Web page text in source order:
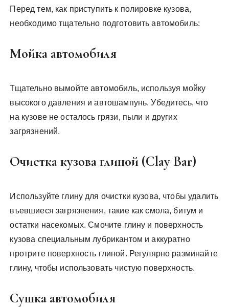
Перед тем, как приступить к полировке кузова,
необходимо тщательно подготовить автомобиль:
Мойка автомобиля
Тщательно вымойте автомобиль, используя мойку
высокого давления и автошампунь. Убедитесь, что
на кузове не осталось грязи, пыли и других
загрязнений.
Очистка кузова глиной (Clay Bar)
Используйте глину для очистки кузова, чтобы удалить
въевшиеся загрязнения, такие как смола, битум и
остатки насекомых. Смочите глину и поверхность
кузова специальным лубрикантом и аккуратно
протрите поверхность глиной. Регулярно разминайте
глину, чтобы использовать чистую поверхность.
Сушка автомобиля